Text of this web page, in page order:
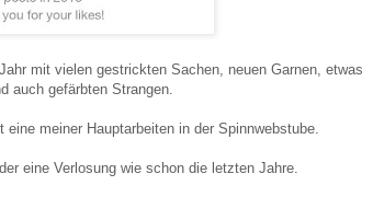
mit vielen gestrickten Sachen, neuen Garnen, etwas
auch gefärbten Strangen.
meiner Hauptarbeiten in der Spinnwebstube.
eine Verlosung wie schon die letzten Jahre.